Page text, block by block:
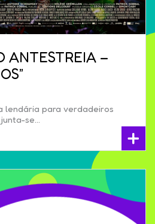
ANTESTREIA –
lendária para verdadeiros
se…
+